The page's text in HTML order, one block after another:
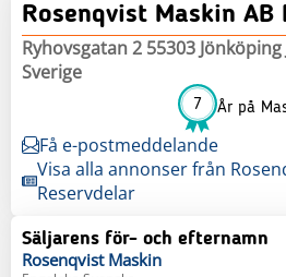
Rosenqvist Maskin AB
Ryhovsgatan 2 55303
Sverige
7 År på
Få e-postmeddelande
Visa alla annonser från
Reservdelar
Säljarens för- och efternamn
Rosenqvist Maskin